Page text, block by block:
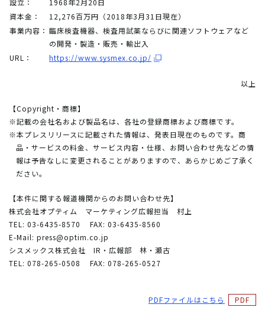
資本金：
12,276百万円（2018年3月31日現在）
事業内容： 臨床検査機器、検査用試薬ならびに関連ソフトウェアなど
の開発・製造・販売・輸出入
URL：
https://www.sysmex.co.jp/
以上
【Copyright・商標】
※記載の会社名および製品名は、各社の登録商標および商標です。
※本プレスリリースに記載された情報は、発表日現在のものです。商
品・サービスの料金、サービス内容・仕様、お問い合わせ先などの情
報は予告なしに変更されることがありますので、あらかじめご了承く
ださい。
【本件に関する報道機関からのお問い合わせ先】
株式会社オプティム マーケティング広報担当 村上
TEL: 03-6435-8570
FAX: 03-6435-8560
E-Mail: press@optim.co.jp
シスメックス株式会社 IR・広報部 林・瀬古
TEL: 078-265-0508
FAX: 078-265-0527
PDFファイルはこちら